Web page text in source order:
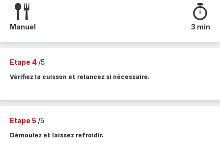
Manuel 3 min
Etape 4 /5
Vérifiez la cuisson et relancez si nécessaire.
Etape 5 /5
Démoulez et laissez refroidir.